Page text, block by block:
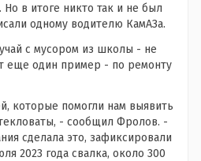
Но в итоге никто так и не был
одному водителю КамАЗа.
с мусором из школы - не
еще один пример - по ремонту
которые помогли нам выявить
- сообщил Фролов. -
сделала это, зафиксировали
2023 года свалка, около 300